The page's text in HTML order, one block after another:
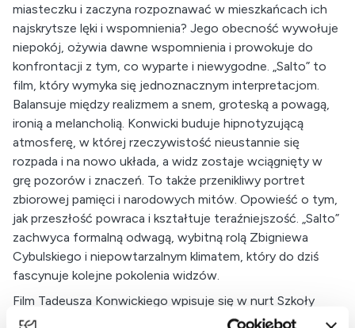
miasteczku i zaczyna rozpoznawać w mieszkańcach ich
najskrytsze lęki i wspomnienia? Jego obecność wywołuje
niepokój, ożywia dawne wspomnienia i prowokuje do
konfrontacji z tym, co wyparte i niewygodne. „Salto” to
film, który wymyka się jednoznacznym interpretacjom.
Balansuje między realizmem a snem, groteską a powagą,
ironią a melancholią. Konwicki buduje hipnotyzującą
atmosferę, w której rzeczywistość nieustannie się
rozpada i na nowo układa, a widz zostaje wciągnięty w
grę pozorów i znaczeń. To także przenikliwy portret
zbiorowej pamięci i narodowych mitów. Opowieść o tym,
jak przeszłość powraca i kształtuje teraźniejszość. „Salto”
zachwyca formalną odwagą, wybitną rolą Zbigniewa
Cybulskiego i niepowtarzalnym klimatem, który do dziś
fascynuje kolejne pokolenia widzów.
Film Tadeusza Konwickiego wpisuje się w nurt Szkoły
Polskiej, podejmując polemikę z narodową mitologią,